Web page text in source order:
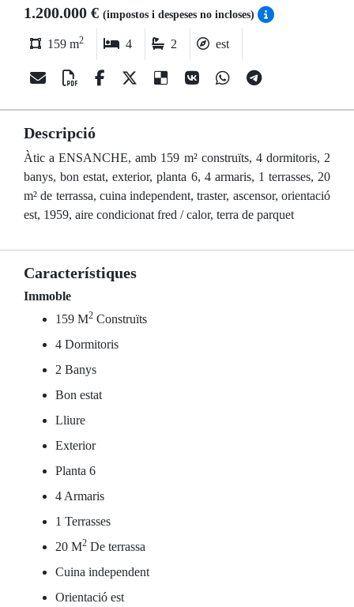
1.200.000 € (impostos i despeses no incloses)
159 m2 4 2 est
Descripció
Àtic a ENSANCHE, amb 159 m² construïts, 4 dormitoris, 2
banys, bon estat, exterior, planta 6, 4 armaris, 1 terrasses, 20
m² de terrassa, cuina independent, traster, ascensor, orientació
est, 1959, aire condicionat fred / calor, terra de parquet
Característiques
Immoble
159 M2 Construïts
4 Dormitoris
2 Banys
Bon estat
Lliure
Exterior
Planta 6
4 Armaris
1 Terrasses
20 M2 De terrassa
Cuina independent
Orientació est